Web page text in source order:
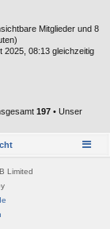
Mitglieder und 8
2025, 08:13 gleichzeitig
197 • Unser
Limited